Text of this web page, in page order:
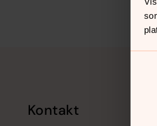
Kontakt